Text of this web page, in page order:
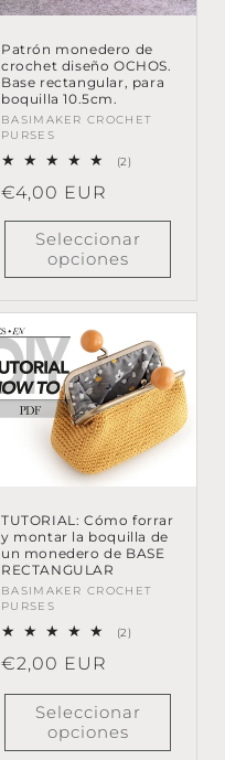
Patrón monedero de
crochet diseño OCHOS.
Base rectangular, para
boquilla 10.5cm.
Proveedor:
BASIMAKER CROCHET
PURSES
(2)
Precio
habitual
€4,00 EUR
Seleccionar
opciones
TUTORIAL: Cómo forrar
y montar la boquilla de
un monedero de BASE
RECTANGULAR
Proveedor:
BASIMAKER CROCHET
PURSES
(2)
Precio
habitual
€2,00 EUR
Seleccionar
opciones